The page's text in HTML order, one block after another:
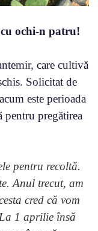
ochi-n patru!
care cultivă
Solicitat de
este perioada
pentru pregătirea
pentru recoltă.
Anul trecut, am
cred că vom
1 aprilie însă